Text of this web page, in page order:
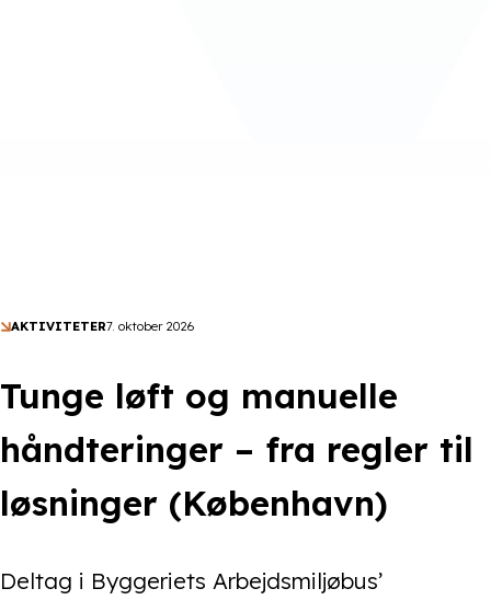
AKTIVITETER7. oktober 2026
Tunge løft og manuelle
håndteringer – fra regler til
løsninger (København)
Deltag i Byggeriets Arbejdsmiljøbus’